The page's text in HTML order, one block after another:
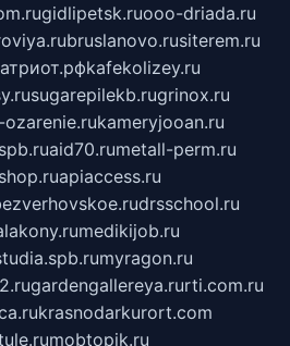
gidlipetsk.ruooo-driada.ru
bruslanovo.rusiterem.ru
kafekolizey.ru
sugarepilekb.rugrinox.ru
ozarenie.rukameryjooan.ru
aid70.rumetall-perm.ru
apiaccess.ru
drsschool.ru
medikijob.ru
myragon.ru
gardengallereya.rurti.com.ru
krasnodarkurort.com
mobtopik.ru